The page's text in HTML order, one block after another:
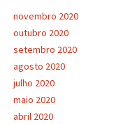
novembro 2020
outubro 2020
setembro 2020
agosto 2020
julho 2020
maio 2020
abril 2020